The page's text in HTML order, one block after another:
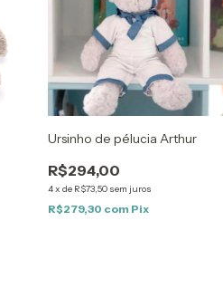
Ursinho de pélucia Arthur
R$294,00
4x de R$73,50 sem juros
R$279,30 com Pix